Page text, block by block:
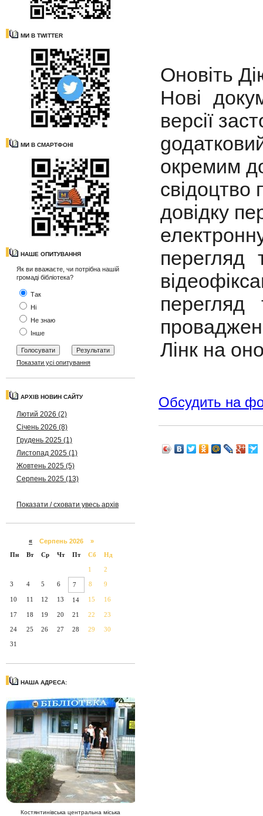
МИ В TWITTER
МИ В СМАРТФОНІ
НАШЕ ОПИТУВАННЯ
Як ви вважаєте, чи потрібна нашій
громаді бібліотека?
Так
Ні
Не знаю
Інше
Показати усі опитування
АРХІВ НОВИН САЙТУ
Лютий 2026 (2)
Січень 2026 (8)
Грудень 2025 (1)
Листопад 2025 (1)
Жовтень 2025 (5)
Серпень 2025 (13)
Показати / сховати увесь архів
« Серпень 2026 »
Пн
Вт Ср Чт Пт Сб Нд
1 2
3 4 5 6 7 8 9
10 11 12 13 14 15 16
17 18 19 20 21 22 23
24 25 26 27 28 29 30
31
НАША АДРЕСА:
Костянтинівська центральна міська
Оновіть
Нові
версії
окремим
довідку
перегляд
Лінк на
Обсудить на